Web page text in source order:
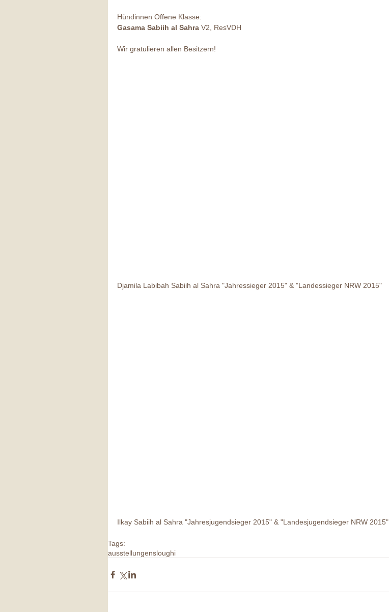
Hündinnen Offene Klasse:
Gasama Sabiih al Sahra V2, ResVDH
Wir gratulieren allen Besitzern!
Djamila Labibah Sabiih al Sahra "Jahressieger 2015" & "Landessieger NRW 2015"
Ilkay Sabiih al Sahra "Jahresjugendsieger 2015" & "Landesjugendsieger NRW 2015"
Tags:
ausstellungensloughi